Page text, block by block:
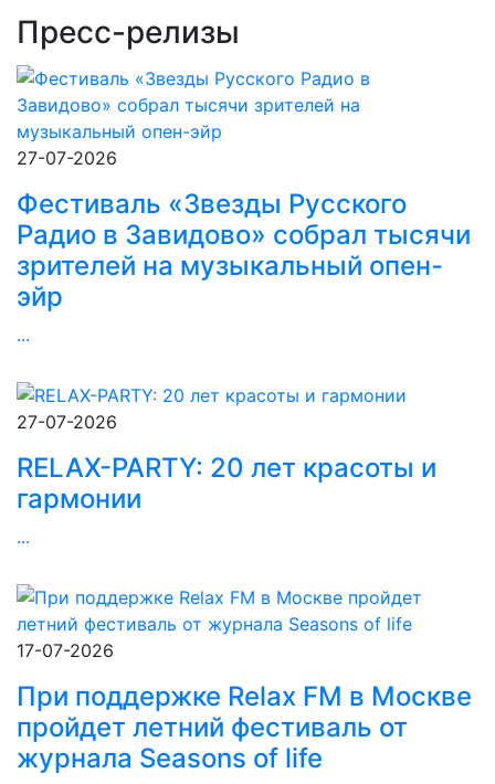
Пресс-релизы
27-07-2026
Фестиваль «Звезды Русского
Радио в Завидово» собрал тысячи
зрителей на музыкальный опен-
эйр
...
27-07-2026
RELAX-PARTY: 20 лет красоты и
гармонии
...
17-07-2026
При поддержке Relax FM в Москве
пройдет летний фестиваль от
журнала Seasons of life